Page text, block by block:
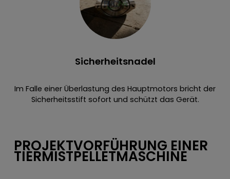
Sicherheitsnadel
Im Falle einer Überlastung des Hauptmotors bricht der
Sicherheitsstift sofort und schützt das Gerät.
PROJEKTVORFÜHRUNG EINER
TIERMISTPELLETMASCHINE